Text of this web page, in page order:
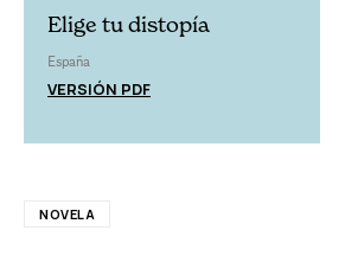
Elige tu distopía
España
VERSIÓN PDF
NOVELA